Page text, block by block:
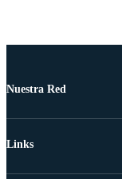
Nuestra Red
Links